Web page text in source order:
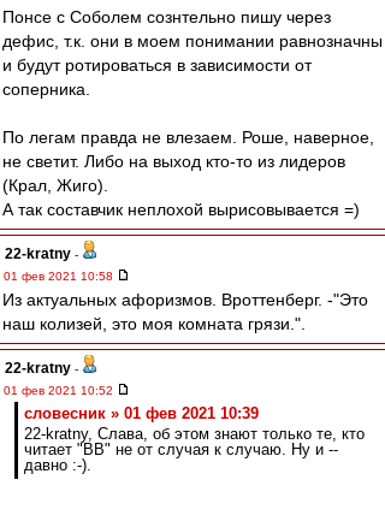
Понсе с Соболем сознтельно пишу через
дефис, т.к. они в моем понимании равнозначны
и будут ротироваться в зависимости от
соперника.
По легам правда не влезаем. Роше, наверное,
не светит. Либо на выход кто-то из лидеров
(Крал, Жиго).
А так составчик неплохой вырисовывается =)
22-kratny -
01 фев 2021 10:58
Из актуальных афоризмов. Вроттенберг. -"Это
наш колизей, это моя комната грязи.".
22-kratny -
01 фев 2021 10:52
словесник » 01 фев 2021 10:39
22-kratny, Слава, об этом знают только те, кто
читает "ВВ" не от случая к случаю. Ну и --
давно :-).